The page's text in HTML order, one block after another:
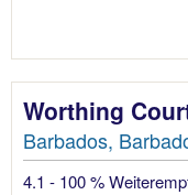
Worthing
Barbados,
4.1 - 100 %